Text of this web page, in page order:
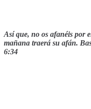
Así que, no os afanéis por
mañana traerá su afán.
6:34